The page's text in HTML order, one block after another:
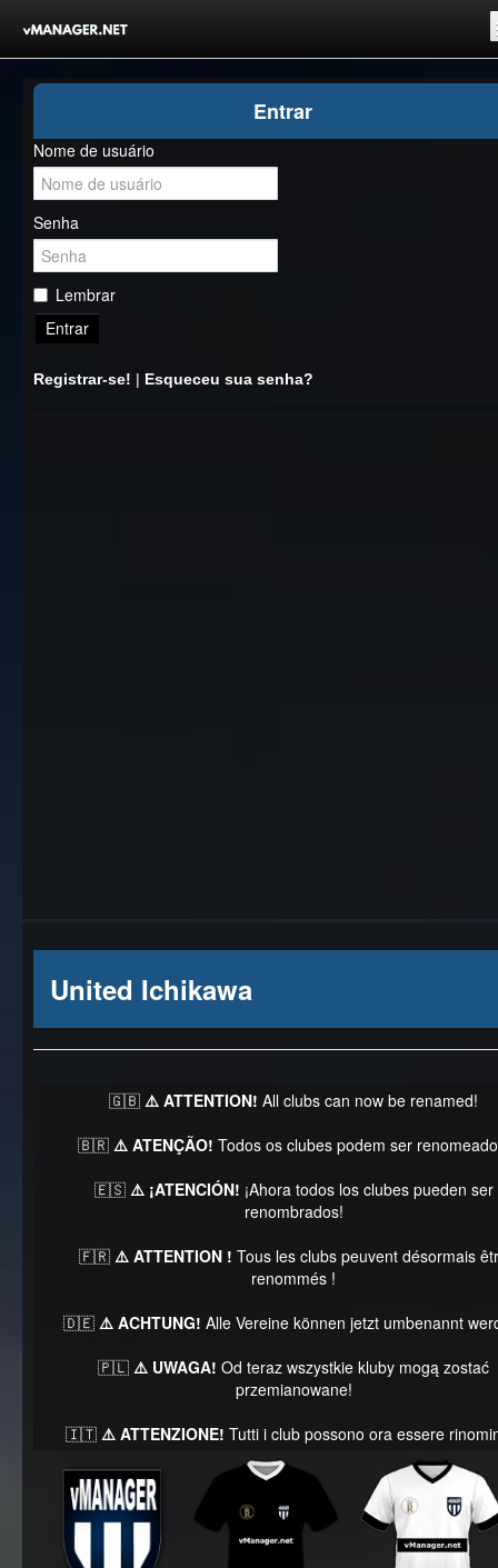
Competições
Comunidade
Notícias
Clubes Livres
Entrar
Nome de usuário
Senha
Lembrar
Entrar
Registrar-se! | Esqueceu sua senha?
United Ichikawa
🇬🇧 ⚠️ ATTENTION! All clubs can now be renamed!
🇧🇷 ⚠️ ATENÇÃO! Todos os clubes podem ser
🇪🇸 ⚠️ ¡ATENCIÓN! ¡Ahora todos los clubes pueden ser
renombrados!
🇫🇷 ⚠️ ATTENTION ! Tous les clubs peuvent désormais
renommés !
🇩🇪 ⚠️ ACHTUNG! Alle Vereine können jetzt umbenannt
🇵🇱 ⚠️ UWAGA! Od teraz wszystkie kluby mogą zostać
przemianowane!
🇮🇹 ⚠️ ATTENZIONE! Tutti i club possono ora essere